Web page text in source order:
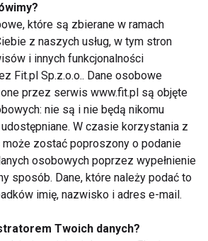
nowości ze
newslettera
na otrzymywanie informacji
które są zbierane w ramach
z naszych usług, w tym stron
i innych funkcjonalności
Fit.pl Sp.z.o.o.. Dane osobowe
przez serwis www.fit.pl są objęte
nie są i nie będą nikomu
W czasie korzystania z
zostać poproszony o podanie
osobowych poprzez wypełnienie
sposób. Dane, które należy podać to
imię, nazwisko i adres e-mail.
Twoich danych?